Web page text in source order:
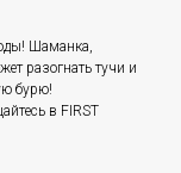
Шаманка,
разогнать тучи и
бурю!
в FIRST